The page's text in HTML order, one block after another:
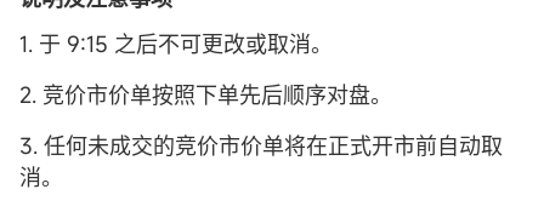
1. 于 9:15 之后不可更改或取消。
2. 竞价市价单按照下单先后顺序对盘。
3. 任何未成交的竞价市价单将在正式开市前自动取
消。